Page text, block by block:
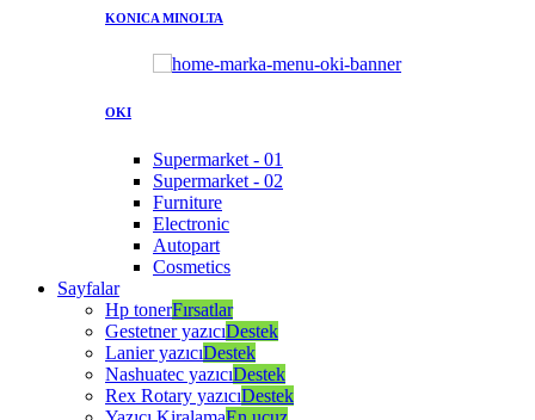
KONICA MINOLTA
OKI
Supermarket - 01
Supermarket - 02
Furniture
Electronic
Autopart
Cosmetics
Sayfalar
Hp tonerFırsatlar
Gestetner yazıcıDestek
Lanier yazıcıDestek
Nashuatec yazıcıDestek
Rex Rotary yazıcıDestek